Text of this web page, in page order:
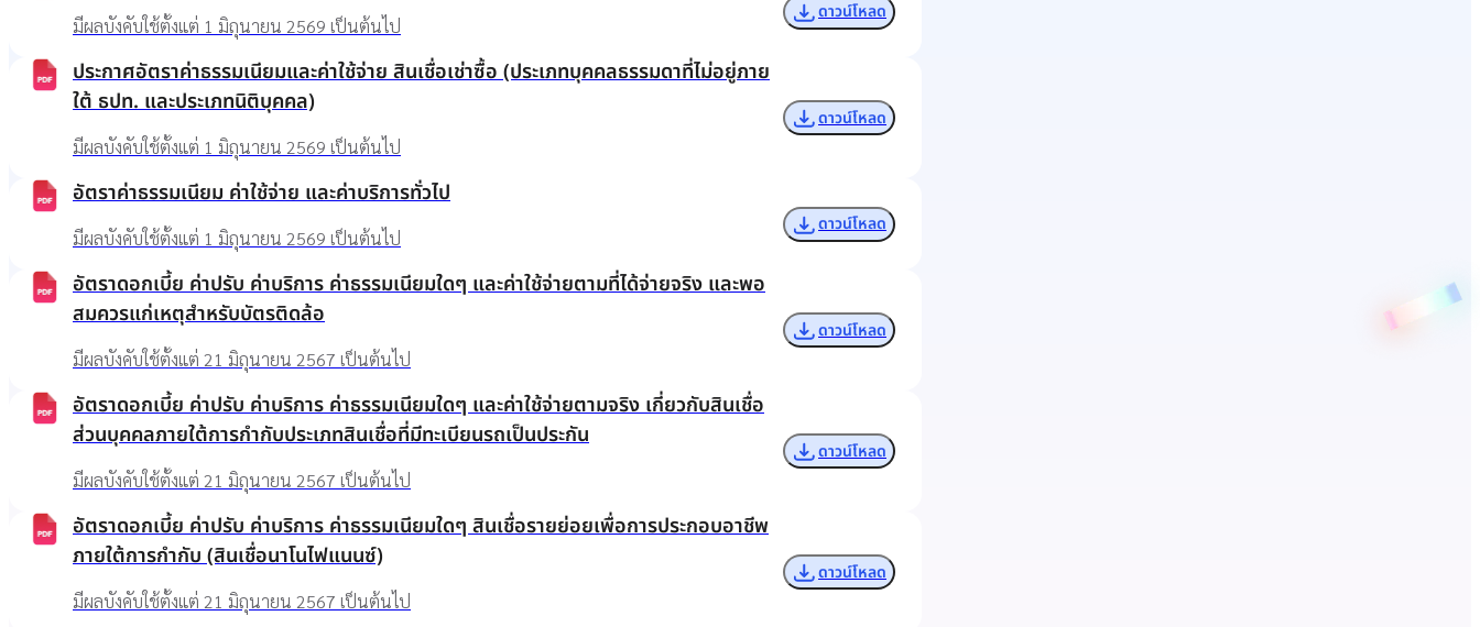
มีผลบังคับใช้ตั้งแต่ 1 มิถุนายน 2569 เป็นต้นไป
ดาวน์โหลด
ประกาศอัตราค่าธรรมเนียมและค่าใช้จ่าย สินเชื่อเช่าซื้อ (ประเภทบุคคลธรรมดาที่ไม่อยู่ภาย
ใต้ ธปท. และประเภทนิติบุคคล)
มีผลบังคับใช้ตั้งแต่ 1 มิถุนายน 2569 เป็นต้นไป
ดาวน์โหลด
อัตราค่าธรรมเนียม ค่าใช้จ่าย และค่าบริการทั่วไป
มีผลบังคับใช้ตั้งแต่ 1 มิถุนายน 2569 เป็นต้นไป
ดาวน์โหลด
อัตราดอกเบี้ย ค่าปรับ ค่าบริการ ค่าธรรมเนียมใดๆ และค่าใช้จ่ายตามที่ได้จ่ายจริง และพอ
สมควรแก่เหตุสำหรับบัตรติดล้อ
มีผลบังคับใช้ตั้งแต่ 21 มิถุนายน 2567 เป็นต้นไป
ดาวน์โหลด
อัตราดอกเบี้ย ค่าปรับ ค่าบริการ ค่าธรรมเนียมใดๆ และค่าใช้จ่ายตามจริง เกี่ยวกับสินเชื่อ
ส่วนบุคคลภายใต้การกำกับประเภทสินเชื่อที่มีทะเบียนรถเป็นประกัน
มีผลบังคับใช้ตั้งแต่ 21 มิถุนายน 2567 เป็นต้นไป
ดาวน์โหลด
อัตราดอกเบี้ย ค่าปรับ ค่าบริการ ค่าธรรมเนียมใดๆ สินเชื่อรายย่อยเพื่อการประกอบอาชีพ
ภายใต้การกำกับ (สินเชื่อนาโนไฟแนนซ์)
มีผลบังคับใช้ตั้งแต่ 21 มิถุนายน 2567 เป็นต้นไป
ดาวน์โหลด